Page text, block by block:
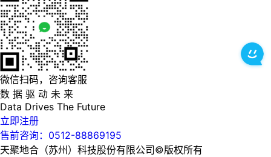
微信扫码，咨询客服
数 据 驱 动 未 来
Data Drives The Future
立即注册
售前咨询：0512-88869195
天聚地合（苏州）科技股份有限公司©版权所有